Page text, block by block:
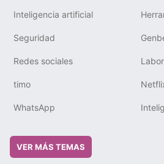
Inteligencia artificial
Seguridad
Redes sociales
timo
WhatsApp
VER MÁS TEMAS